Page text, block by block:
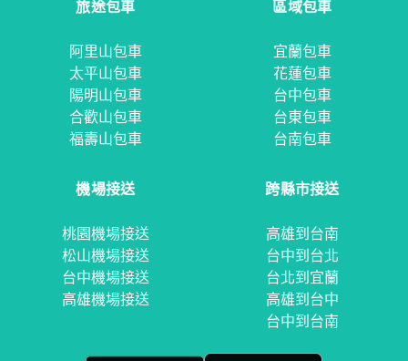
旅途包車
阿里山包車
太平山包車
陽明山包車
合歡山包車
福壽山包車
區域包車
宜蘭包車
花蓮包車
台中包車
台東包車
台南包車
機場接送
桃園機場接送
松山機場接送
台中機場接送
高雄機場接送
跨縣市接送
高雄到台南
台中到台北
台北到宜蘭
高雄到台中
台中到台南